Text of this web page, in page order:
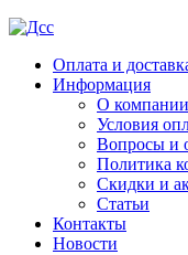
Оплата и
Информация
О компании
Условия
Вопросы и
Политика
Скидки и
Статьи
Контакты
Новости